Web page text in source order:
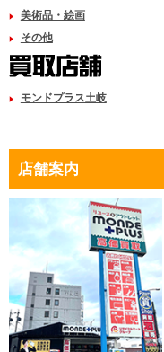
美術品・絵画
その他
モンドプラス土岐
店舗案内